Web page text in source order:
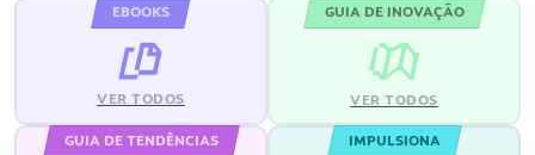
EBOOKS
VER TODOS
GUIA DE INOVAÇÃO
VER TODOS
GUIA DE TENDÊNCIAS IMPULSIONA